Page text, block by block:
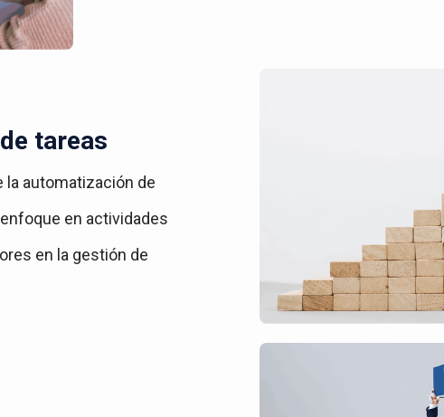
tareas
la automatización de
en actividades
en la gestión de